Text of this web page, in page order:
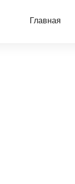
Главная